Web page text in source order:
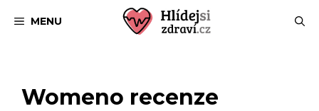
MENU
Womeno recenze